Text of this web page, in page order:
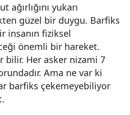
ağırlığını yukarı
güzel bir duygu. Barfiks
insanın fiziksel
önemli bir hareket.
bilir. Her asker nizami 7
Ama ne var ki
barfiks çekemeyebiliyor